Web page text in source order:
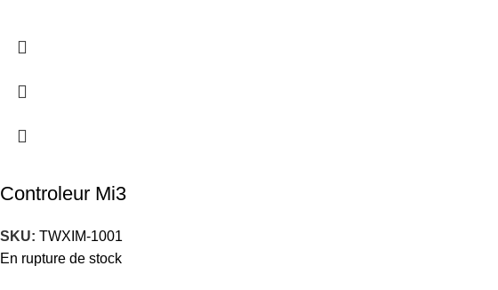
Controleur Mi3
SKU: TWXIM-1001
En rupture de stock